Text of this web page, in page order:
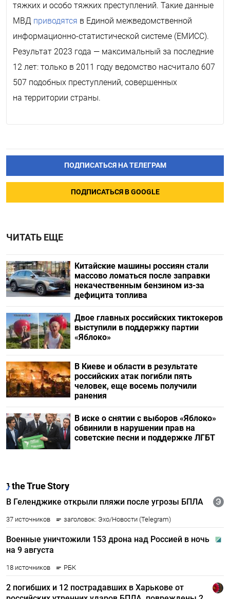
тяжких и особо тяжких преступлений. Такие данные
МВД приводятся в Единой межведомственной
информационно-статистической системе (ЕМИСС).
Результат 2023 года — максимальный за последние
12 лет: только в 2011 году ведомство насчитало 607
507 подобных преступлений, совершенных
на территории страны.
ПОДПИСАТЬСЯ НА ТЕЛЕГРАМ
ПОДПИСАТЬСЯ В GOOGLE
ЧИТАТЬ ЕЩЕ
Китайские машины россиян стали
массово ломаться после заправки
некачественным бензином из-за
дефицита топлива
Двое главных российских тиктокеров
выступили в поддержку партии
«Яблоко»
В Киеве и области в результате
российских атак погибли пять
человек, еще восемь получили
ранения
В иске о снятии с выборов «Яблоко»
обвинили в нарушении прав на
советские песни и поддержке ЛГБТ